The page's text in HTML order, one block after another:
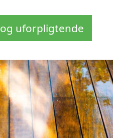
uforpligtende